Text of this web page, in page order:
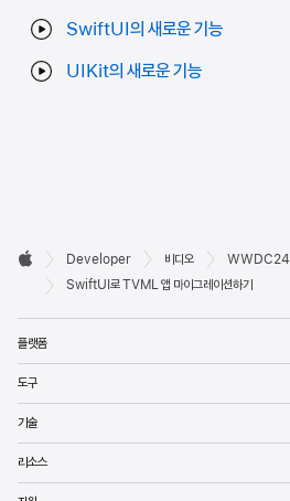
SwiftUI의 새로운 기능
UIKit의 새로운 기능
Developer
바닥글

Developer 비디오
WWDC24
SwiftUI로 TVML 앱 마이그레이션하기
플랫폼
도구
기술
리소스